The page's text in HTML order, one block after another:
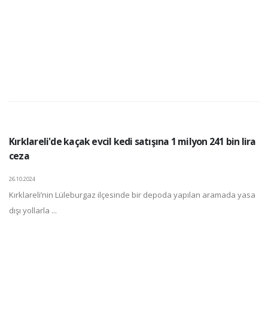
Kırklareli'de kaçak evcil kedi satışına 1 milyon 241 bin lira
ceza
26.10.2024
Kırklareli’nin Lüleburgaz ilçesinde bir depoda yapılan aramada yasa
dışı yollarla ...